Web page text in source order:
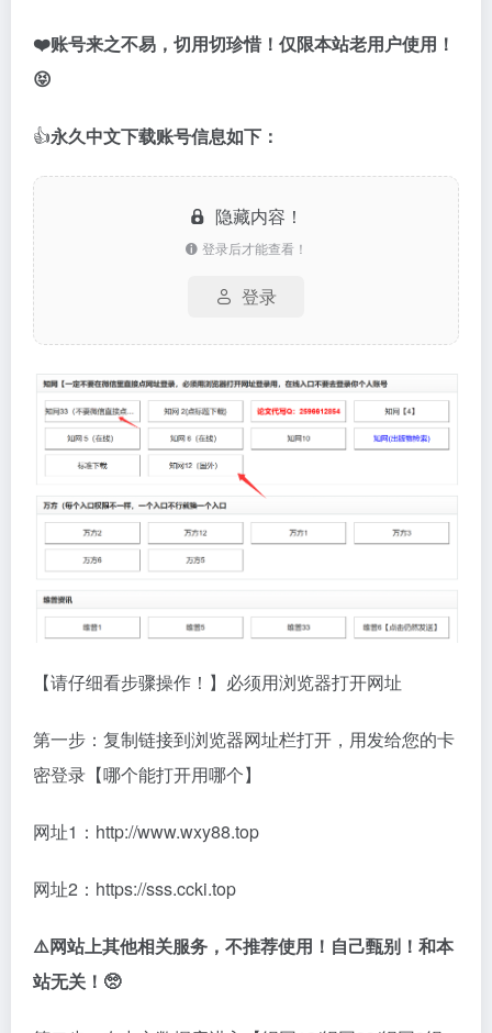
❤️账号来之不易，切用切珍惜！仅限本站老用户使用！
😝
👍永久中文下载账号信息如下：
隐藏内容！
登录后才能查看！
登录
【请仔细看步骤操作！】必须用浏览器打开网址
第一步：复制链接到浏览器网址栏打开，用发给您的卡
密登录【哪个能打开用哪个】
网址1：http://www.wxy88.top
网址2：https://sss.ccki.top
⚠️网站上其他相关服务，不推荐使用！自己甄别！和本
站无关！🥺